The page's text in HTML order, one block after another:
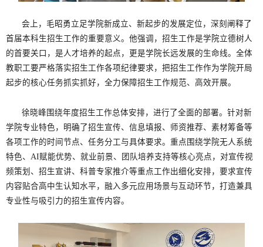
会上，毛昭勇立足学院新成立、新起步的发展定位，深刻阐释了
首届本科生招生工作的重要意义。他强调，招生工作是学院立德树人
的首要关口，是人才培养的起点，更是学院长远发展的生命线。全体
教职工要严格落实招生工作各项纪律要求，把招生工作作为学院开局
起步的核心任务抓实抓好，全力保障招生工作规范、高效开展。
徐晓峰围绕年度招生工作总体安排，进行了全面的部署。针对新
学院专业特色，明确了招生宣传、信息填报、师资推荐、素材筹备等
各项工作的时间节点、任务分工与具体要求。重点围绕学院无人系统
特色、AI赋能优势、就业前景、团队培养支持等核心亮点，对宣传视
频策划、招生宣讲、科普专家推介等重点工作出细化安排，要求宣传
内容贴合高中生认知水平，融入多元应用场景与互动环节，打造兼具
专业性与吸引力的招生宣传内容。